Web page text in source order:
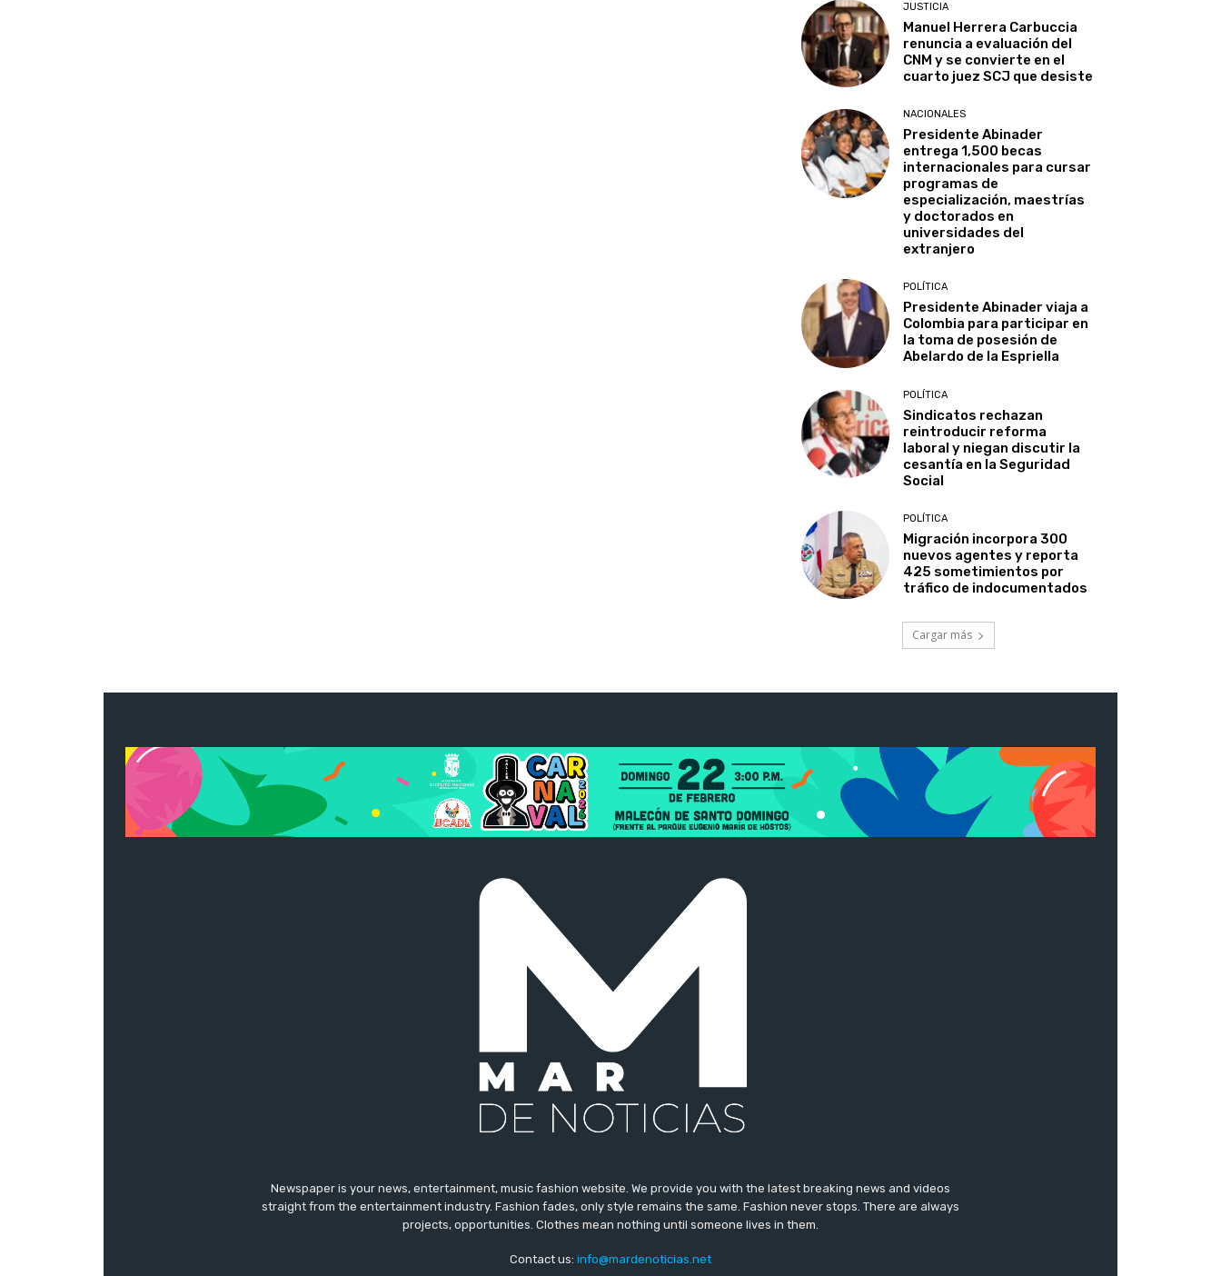
JUSTICIA
Manuel Herrera Carbuccia
renuncia a evaluación del
CNM y se convierte en el
cuarto juez SCJ que desiste
NACIONALES
Presidente Abinader
entrega 1,500 becas
internacionales para cursar
programas de
especialización, maestrías
y doctorados en
universidades del
extranjero
POLÍTICA
Presidente Abinader viaja a
Colombia para participar en
la toma de posesión de
Abelardo de la Espriella
POLÍTICA
Sindicatos rechazan
reintroducir reforma
laboral y niegan discutir la
cesantía en la Seguridad
Social
POLÍTICA
Migración incorpora 300
nuevos agentes y reporta
425 sometimientos por
tráfico de indocumentados
Cargar más
Newspaper is your news, entertainment, music fashion website. We provide you with the latest breaking news and videos
straight from the entertainment industry. Fashion fades, only style remains the same. Fashion never stops. There are always
projects, opportunities. Clothes mean nothing until someone lives in them.
Contact us: info@mardenoticias.net